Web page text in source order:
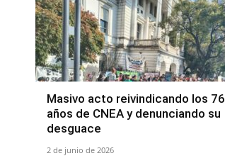
Masivo acto reivindicando los 76
años de CNEA y denunciando su
desguace
2 de junio de 2026